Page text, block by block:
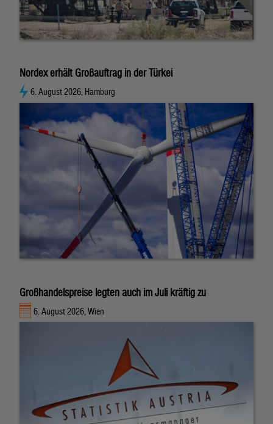
Nordex erhält Großauftrag in der Türkei
6. August 2026, Hamburg
Großhandelspreise legten auch im Juli kräftig zu
6. August 2026, Wien